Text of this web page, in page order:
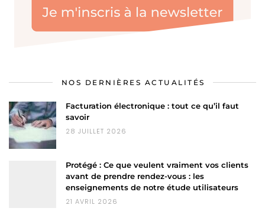
NOS DERNIÈRES ACTUALITÉS
Facturation électronique : tout ce qu’il faut
savoir
28 JUILLET 2026
Protégé : Ce que veulent vraiment vos clients
avant de prendre rendez-vous : les
enseignements de notre étude utilisateurs
21 AVRIL 2026